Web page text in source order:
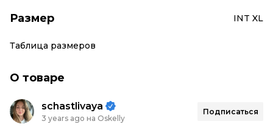
Размер INT XL
Таблица размеров
О товаре
schastlivaya
3 years ago на Oskelly
Подписаться